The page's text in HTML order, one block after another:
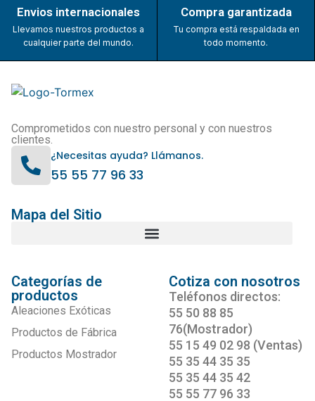
Envios internacionales
Llevamos nuestros productos a
cualquier parte del mundo.
Compra garantizada
Tu compra está respaldada en
todo momento.
Comprometidos con nuestro personal y con nuestros
clientes.
¿Necesitas ayuda? Llámanos.
55 55 77 96 33
Mapa del Sitio
Categorías de
productos
Aleaciones Exóticas
Productos de Fábrica
Productos Mostrador
Cotiza con nosotros
Teléfonos directos:
55 50 88 85
76(Mostrador)
55 15 49 02 98 (Ventas)
55 35 44 35 35
55 35 44 35 42
55 55 77 96 33